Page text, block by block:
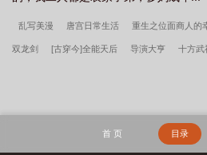
乱写美漫 唐宫日常生活 重生之位面商人的
双龙剑 [古穿今]全能天后 导演大亨 十方武
山村留守妇女们的荒唐往事 被黑道千金霸凌
首 页 目录